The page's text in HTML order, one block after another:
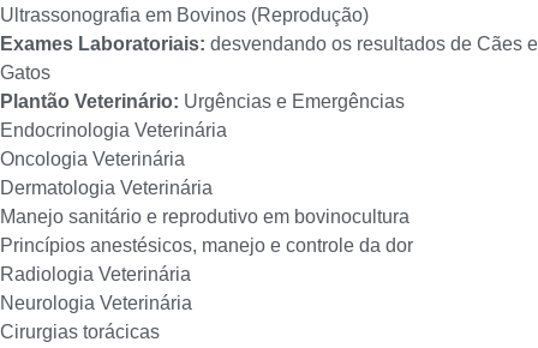
Ultrassonografia em Bovinos (Reprodução)
Exames Laboratoriais: desvendando os resultados de Cães e
Gatos
Plantão Veterinário: Urgências e Emergências
Endocrinologia Veterinária
Oncologia Veterinária
Dermatologia Veterinária
Manejo sanitário e reprodutivo em bovinocultura
Princípios anestésicos, manejo e controle da dor
Radiologia Veterinária
Neurologia Veterinária
Cirurgias torácicas